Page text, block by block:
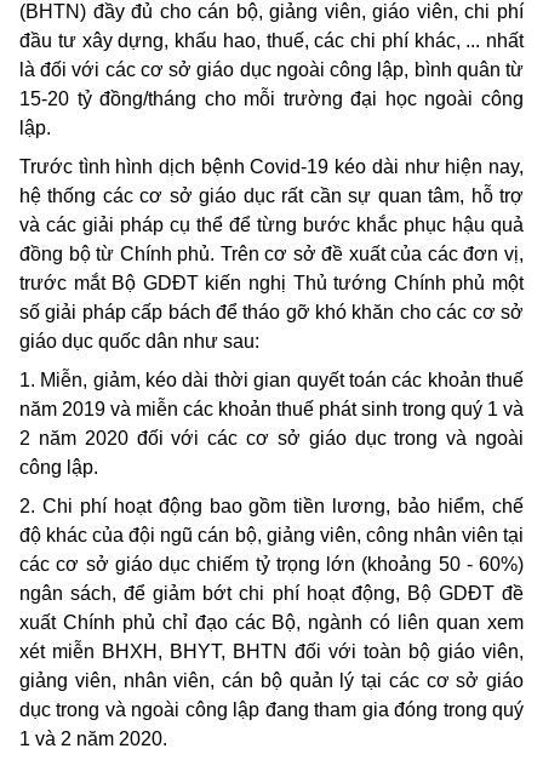
(BHTN) đầy đủ cho cán bộ, giảng viên, giáo viên, chi phí
đầu tư xây dựng, khấu hao, thuế, các chi phí khác, ... nhất
là đối với các cơ sở giáo dục ngoài công lập, bình quân từ
15-20 tỷ đồng/tháng cho mỗi trường đại học ngoài công
lập.
Trước tình hình dịch bệnh Covid-19 kéo dài như hiện nay,
hệ thống các cơ sở giáo dục rất cần sự quan tâm, hỗ trợ
và các giải pháp cụ thể để từng bước khắc phục hậu quả
đồng bộ từ Chính phủ. Trên cơ sở đề xuất của các đơn vị,
trước mắt Bộ GDĐT kiến nghị Thủ tướng Chính phủ một
số giải pháp cấp bách để tháo gỡ khó khăn cho các cơ sở
giáo dục quốc dân như sau:
1. Miễn, giảm, kéo dài thời gian quyết toán các khoản thuế
năm 2019 và miễn các khoản thuế phát sinh trong quý 1 và
2 năm 2020 đối với các cơ sở giáo dục trong và ngoài
công lập.
2. Chi phí hoạt động bao gồm tiền lương, bảo hiểm, chế
độ khác của đội ngũ cán bộ, giảng viên, công nhân viên tại
các cơ sở giáo dục chiếm tỷ trọng lớn (khoảng 50 - 60%)
ngân sách, để giảm bớt chi phí hoạt động, Bộ GDĐT đề
xuất Chính phủ chỉ đạo các Bộ, ngành có liên quan xem
xét miễn BHXH, BHYT, BHTN đối với toàn bộ giáo viên,
giảng viên, nhân viên, cán bộ quản lý tại các cơ sở giáo
dục trong và ngoài công lập đang tham gia đóng trong quý
1 và 2 năm 2020.